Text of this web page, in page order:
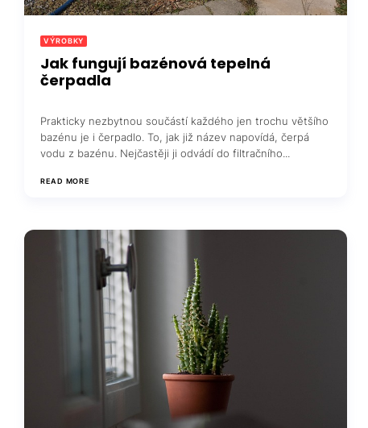
VÝROBKY
Jak fungují bazénová tepelná
čerpadla
Prakticky nezbytnou součástí každého jen trochu většího
bazénu je i čerpadlo. To, jak již název napovídá, čerpá
vodu z bazénu. Nejčastěji ji odvádí do filtračního...
READ MORE